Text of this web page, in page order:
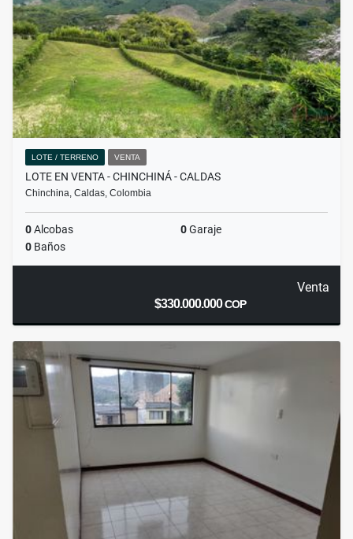
LOTE / TERRENO VENTA
LOTE EN VENTA - CHINCHINÁ - CALDAS
Chinchina, Caldas, Colombia
0Alcobas 0Garaje
0 Baños
Venta
$330.000.000COP